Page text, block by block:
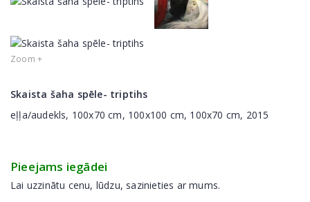
Zoom +
Skaista šaha spēle- triptihs
eļļa/audekls, 100x70 cm, 100x100 cm, 100x70 cm, 2015
Pieejams iegādei
Lai uzzinātu cenu, lūdzu, sazinieties ar mums.